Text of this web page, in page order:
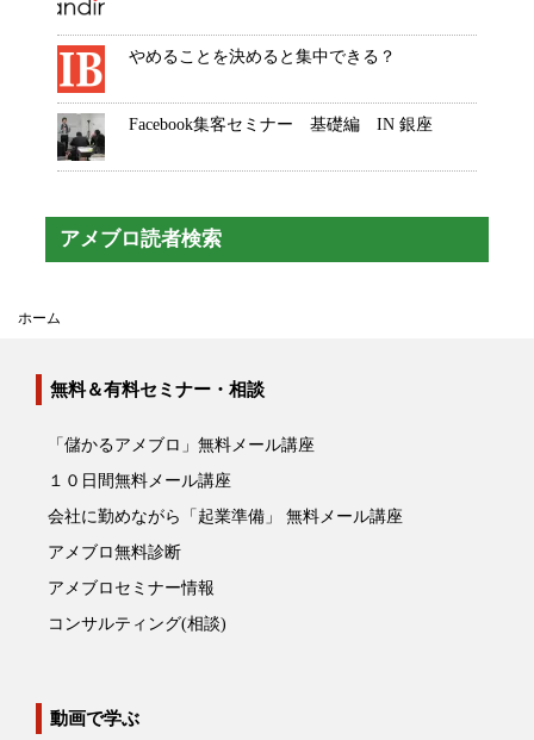
やめることを決めると集中できる？
Facebook集客セミナー 基礎編 IN 銀座
アメブロ読者検索
ホーム
無料＆有料セミナー・相談
「儲かるアメブロ」無料メール講座
１０日間無料メール講座
会社に勤めながら「起業準備」 無料メール講座
アメブロ無料診断
アメブロセミナー情報
コンサルティング(相談)
動画で学ぶ